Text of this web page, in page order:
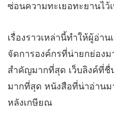
ซ่อนความทะเยอทะยานไว้
เรื่องราวเหล่านี้ทำให้ผู้อ่าน
จัดการองค์กรที่น่ายกย่อง
สำคัญมากที่สุด เว็บลิงค์ที่
มากที่สุด หนังสือที่น่าอ่าน
หลังเกษียณ